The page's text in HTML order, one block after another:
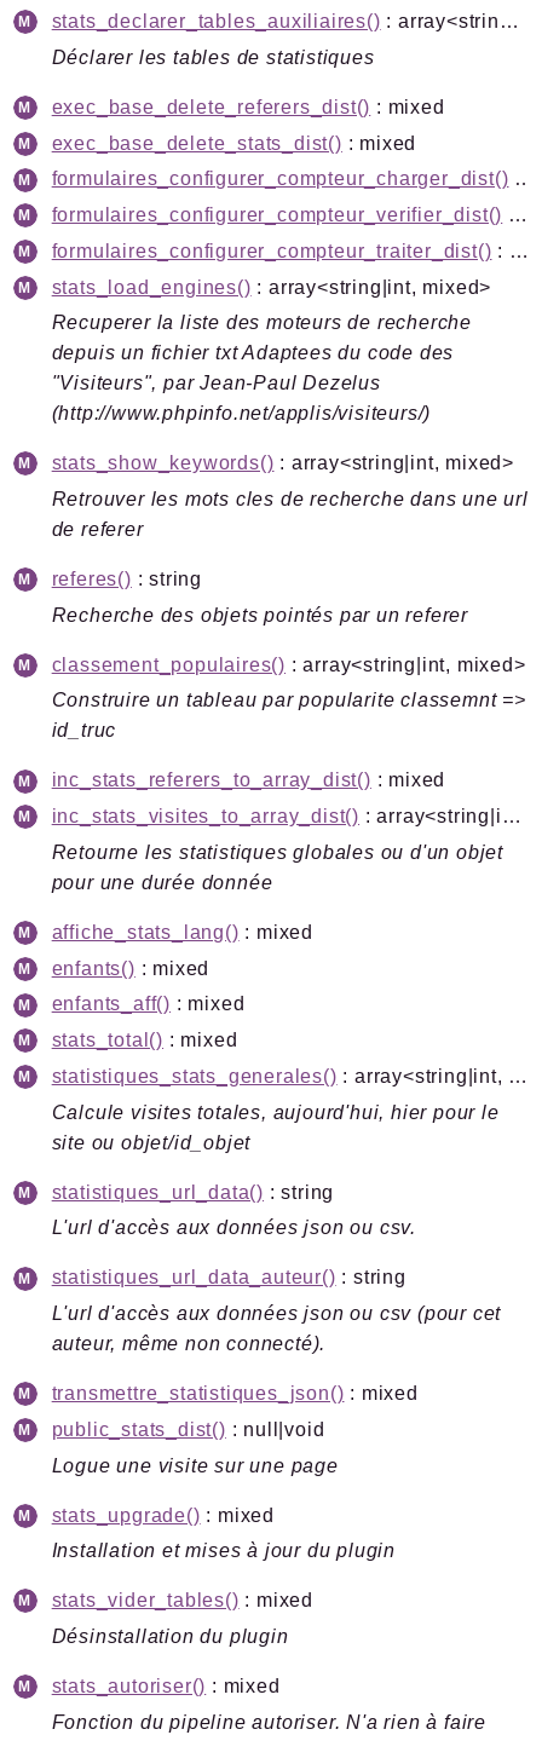
stats_declarer_tables_auxiliaires()
: array<string|int, mixed>
Déclarer les tables de statistiques
exec_base_delete_referers_dist() : mixed
exec_base_delete_stats_dist() : mixed
formulaires_configurer_compteur_charger_dist() : mixed
formulaires_configurer_compteur_verifier_dist() : mixed
formulaires_configurer_compteur_traiter_dist()
: mixed
stats_load_engines() : array<string|int, mixed>
Recuperer la liste des moteurs de recherche
depuis un fichier txt Adaptees du code des
"Visiteurs", par Jean-Paul Dezelus
(http://www.phpinfo.net/applis/visiteurs/)
stats_show_keywords() : array<string|int, mixed>
Retrouver les mots cles de recherche dans une url
de referer
referes() : string
Recherche des objets pointés par un referer
classement_populaires() : array<string|int, mixed>
Construire un tableau par popularite classemnt =>
id_truc
inc_stats_referers_to_array_dist() : mixed
inc_stats_visites_to_array_dist()
: array<string|int, mixed>
Retourne les statistiques globales ou d'un objet
pour une durée donnée
affiche_stats_lang() : mixed
enfants() : mixed
enfants_aff() : mixed
stats_total() : mixed
statistiques_stats_generales()
: array<string|int, mixed>
Calcule visites totales, aujourd'hui, hier pour le
site ou objet/id_objet
statistiques_url_data() : string
L'url d'accès aux données json ou csv.
statistiques_url_data_auteur() : string
L'url d'accès aux données json ou csv (pour cet
auteur, même non connecté).
transmettre_statistiques_json() : mixed
public_stats_dist() : null|void
Logue une visite sur une page
stats_upgrade() : mixed
Installation et mises à jour du plugin
stats_vider_tables() : mixed
Désinstallation du plugin
stats_autoriser() : mixed
Fonction du pipeline autoriser. N'a rien à faire